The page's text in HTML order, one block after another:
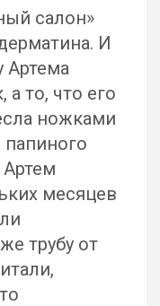
салон»
И
Артема
а то, что его
ножками
Артем
месяцев
трубу от